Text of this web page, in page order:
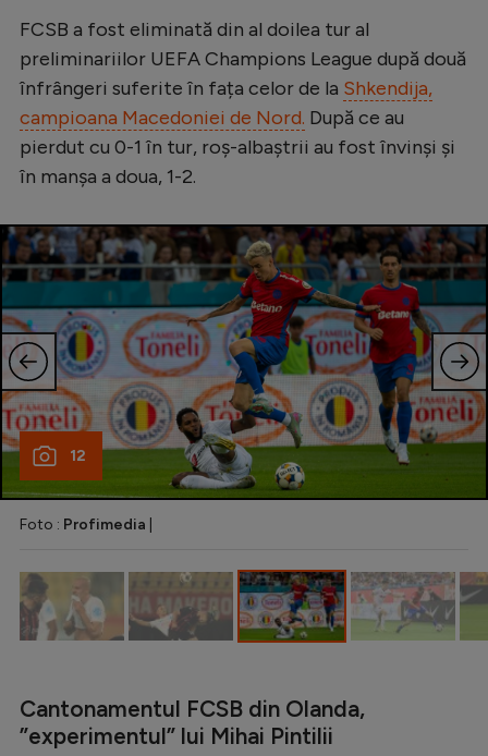
Bundesliga
Ligue 1
Campionate
Starurile fotbalului
EURO 2024
Stranieri
Clasamente
Tenis
Handbal
Natație
Formula 1
Rugby
Alte sporturi
JO 2024
FCSB a fost eliminată din al doilea tur al
preliminariilor UEFA Champions League după două
înfrângeri suferite în fața celor de la Shkendija,
campioana Macedoniei de Nord. După ce au
pierdut cu 0-1 în tur, roș-albaștrii au fost învinși și
în manșa a doua, 1-2.
12
Foto : Profimedia
Cantonamentul FCSB din Olanda,
”experimentul” lui Mihai Pintilii